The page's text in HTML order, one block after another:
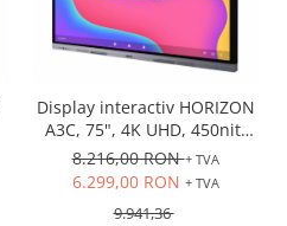
Display interactiv HORIZON
A3C, 75", 4K UHD, 450nit,
VA
8.216,00 RON+ TVA
6.299,00 RON + TVA
9.941,36